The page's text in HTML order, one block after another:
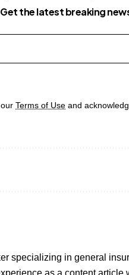
Get the latest breaking
ourTerms of Use and
specializing in general